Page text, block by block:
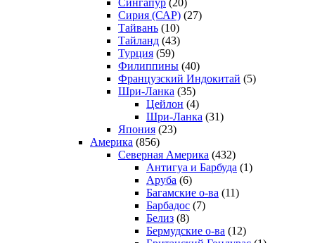
Сирия (САР) (27)
Тайвань (10)
Тайланд (43)
Турция (59)
Филиппины (40)
Французский Индокитай (5)
Шри-Ланка (35)
Цейлон (4)
Шри-Ланка (31)
Япония (23)
Америка (856)
Северная Америка (432)
Антигуа и Барбуда (1)
Аруба (6)
Багамские о-ва (11)
Барбадос (7)
Белиз (8)
Бермудские о-ва (12)